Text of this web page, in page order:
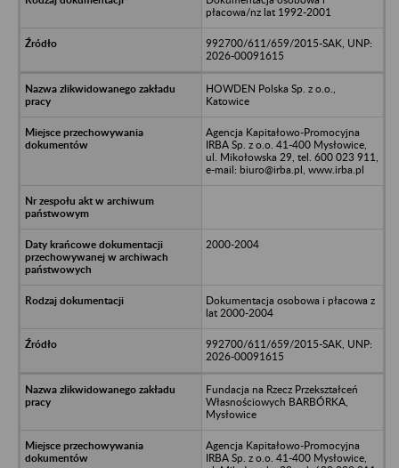
płacowa/nz lat 1992-2001
992700/611/659/2015-SAK, UNP:
2026-00091615
HOWDEN Polska Sp. z o.o.,
Katowice
Agencja Kapitałowo-Promocyjna
IRBA Sp. z o.o. 41-400 Mysłowice,
ul. Mikołowska 29, tel. 600 023 911,
e-mail: biuro@irba.pl, www.irba.pl
2000-2004
Dokumentacja osobowa i płacowa z
lat 2000-2004
992700/611/659/2015-SAK, UNP:
2026-00091615
Fundacja na Rzecz Przekształceń
Własnościowych BARBÓRKA,
Mysłowice
Agencja Kapitałowo-Promocyjna
IRBA Sp. z o.o. 41-400 Mysłowice,